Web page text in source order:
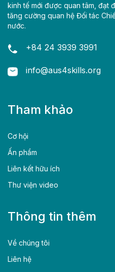
kinh tế mới được quan tâm, đạt
tăng cường quan hệ Đối tác
nước.
+84 24 3939 3991
info@aus4skills.org
Tham khảo
Cơ hội
Ấn phẩm
Liên kết hữu ích
Thư viện video
Thông tin thêm
Về chúng tôi
Liên hệ